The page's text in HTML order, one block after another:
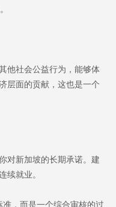
社会公益行为，能够体
层面的贡献，这也是一个
新加坡的长期承诺。建
续就业。
，而是一个综合审核的过